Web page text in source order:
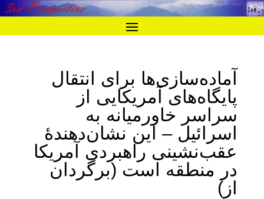
آماده‌سازی‌ها برای انتقال
پایگاه‌های آمریکایی از
سراسر خاورمیانه به
اسرائیل – این نشان‌دهندۀ
عقب‌نشینی راهبردی آمریکا
در منطقه است (برگردان
از)